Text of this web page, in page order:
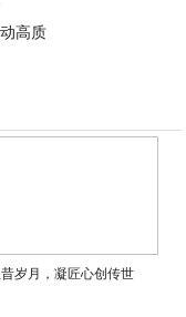
高质
2026-04-23
岁月，凝匠心创传世